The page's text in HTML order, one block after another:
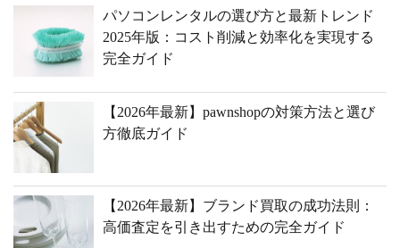
パソコンレンタルの選び方と最新トレンド
2025年版：コスト削減と効率化を実現する
完全ガイド
【2026年最新】pawnshopの対策方法と選び
方徹底ガイド
【2026年最新】ブランド買取の成功法則：
高価査定を引き出すための完全ガイド